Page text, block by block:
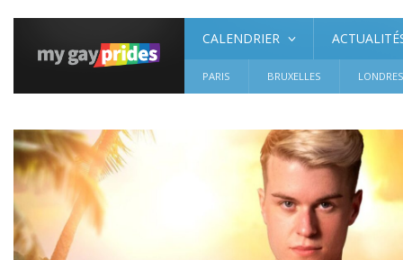
CALENDRIER
PARIS BRUXELLES LONDRES